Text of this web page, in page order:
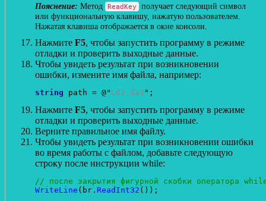
Метод ReadKey
получает следующий символ
или функциональную клавишу, нажатую пользователем.
Нажатая клавиша отображается в окне консоли.
Нажмите F5, чтобы запустить программу в режиме
отладки и проверить выходные данные.
Чтобы увидеть результат при возникновении
ошибки, измените имя файла, например:
string path = @" L02.dat
Нажмите F5, чтобы запустить программу в режиме
отладки и проверить выходные данные.
Верните правильное имя файлу.
Чтобы увидеть результат при возникновении ошибки
во время работы с файлом, добавьте следующую
строку после инструкции while:
// после закрытия фигурной скобки оператора
WriteLine (br. ReadInt32